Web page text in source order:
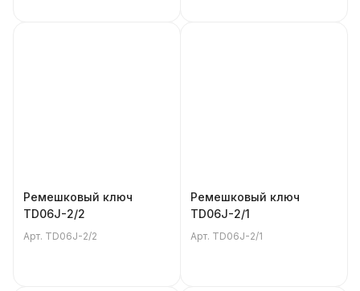
Ремешковый ключ
TD06J-2/2
Арт. TD06J-2/2
Ремешковый ключ
TD06J-2/1
Арт. TD06J-2/1